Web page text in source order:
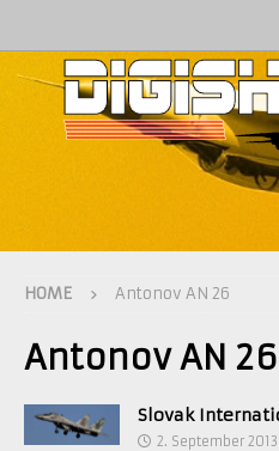
HOME Antonov AN 26
Antonov AN 26
Slovak
2. September 2013